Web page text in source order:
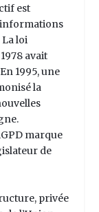
est
informations
loi
avait
1995, une
la
marque
de
privée